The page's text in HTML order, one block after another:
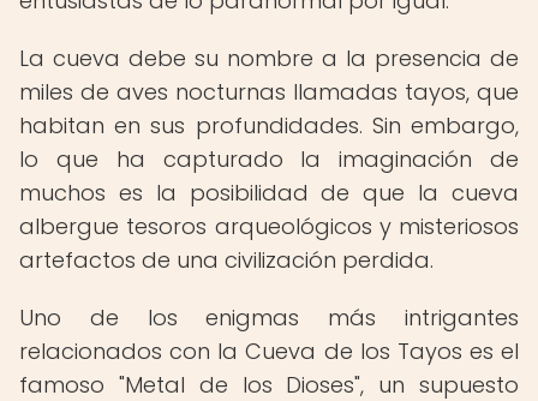
La cueva debe su nombre a la presencia de
miles de aves nocturnas llamadas tayos, que
habitan en sus profundidades. Sin embargo,
lo que ha capturado la imaginación de
muchos es la posibilidad de que la cueva
albergue tesoros arqueológicos y misteriosos
artefactos de una civilización perdida.
Uno de los enigmas más intrigantes
relacionados con la Cueva de los Tayos es el
famoso "Metal de los Dioses", un supuesto